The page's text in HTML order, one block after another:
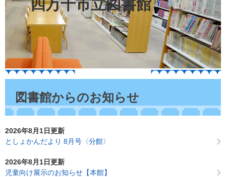
四万十市立図書館
図書館からのお知らせ
2026年8月1日更新
としょかんだより 8月号〈分館〉
2026年8月1日更新
児童向け展示のお知らせ【本館】